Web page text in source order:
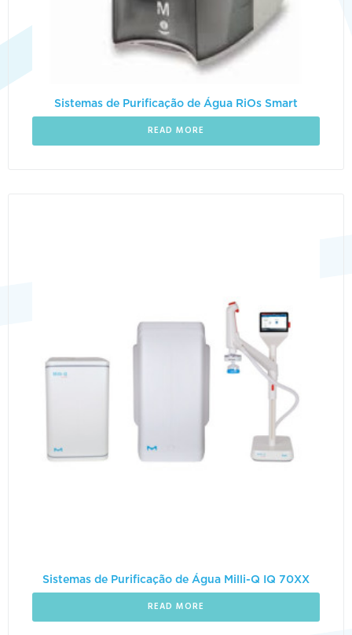
Sistemas de Purificação de Água RiOs Smart
READ MORE
Sistemas de Purificação de Água Milli-Q IQ 70XX
READ MORE